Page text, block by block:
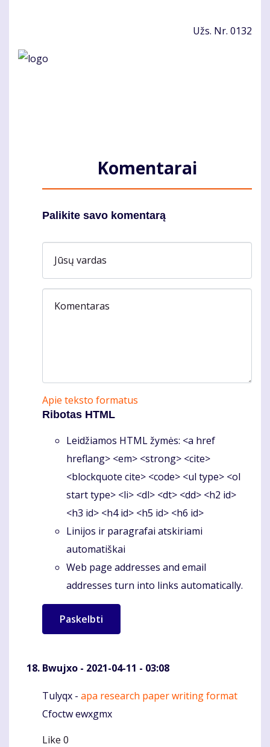
Užs. Nr. 0132
Komentarai
Palikite savo komentarą
Jūsų vardas
Komentaras
Apie teksto formatus
Ribotas HTML
Leidžiamos HTML žymės: <a href
hreflang> <em> <strong> <cite>
<blockquote cite> <code> <ul type> <ol
start type> <li> <dl> <dt> <dd> <h2 id>
<h3 id> <h4 id> <h5 id> <h6 id>
Linijos ir paragrafai atskiriami
automatiškai
Web page addresses and email
addresses turn into links automatically.
Bwujxo - 2021-04-11 - 03:08
Komentaras
Tulyqx - apa research paper writing format
Cfoctw ewxgmx
Like 0